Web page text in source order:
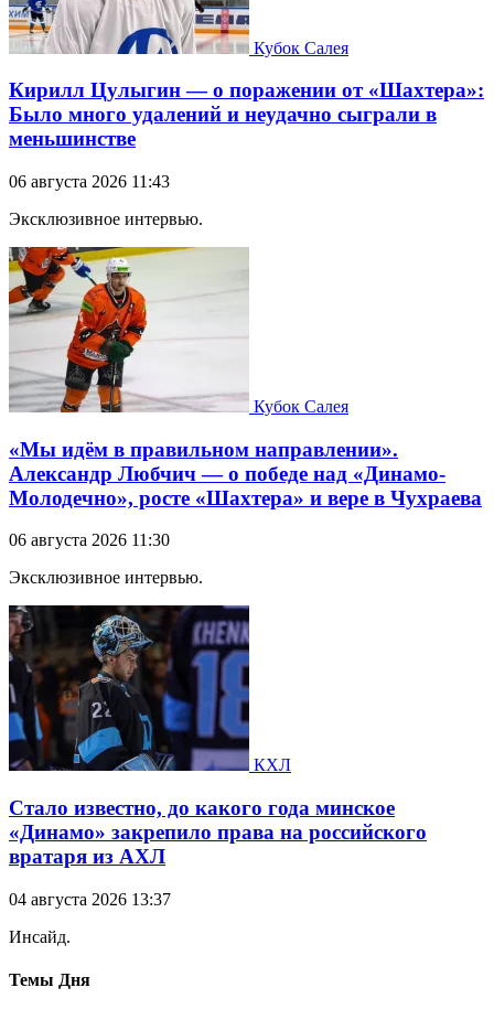
Кубок Салея
Кирилл Цулыгин — о поражении от «Шахтера»:
Было много удалений и неудачно сыграли в
меньшинстве
06 августа 2026 11:43
Эксклюзивное интервью.
Кубок Салея
«Мы идём в правильном направлении».
Александр Любчич — о победе над «Динамо-
Молодечно», росте «Шахтера» и вере в Чухраева
06 августа 2026 11:30
Эксклюзивное интервью.
КХЛ
Стало известно, до какого года минское
«Динамо» закрепило права на российского
вратаря из АХЛ
04 августа 2026 13:37
Инсайд.
Темы Дня